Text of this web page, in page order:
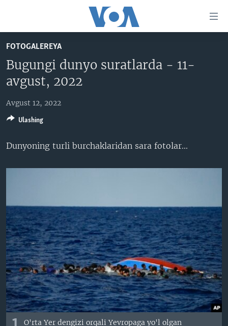
boring
Boshiga
Qidiruvga
o'ting
AMERIKA
MARKAZIY OSIYO
XALQARO
MULTIMEDIA
MOBIL-SALOM!
VIDEO
XABARLAR SURATLARDA
INSTAGRAM
ODNOKLASSNIKI
TELEGRAM
TWITTER
SOUNDCLOUD
Learning English
VOA
FOTOGALEREYA
Bugungi dunyo suratlarda - 11-
avgust, 2022
Avgust 12, 2022
Dunyoning turli burchaklaridan sara fotolar​...
O'rta Yer dengizi orqali Yevropaga yo'l olgan
Ulashing